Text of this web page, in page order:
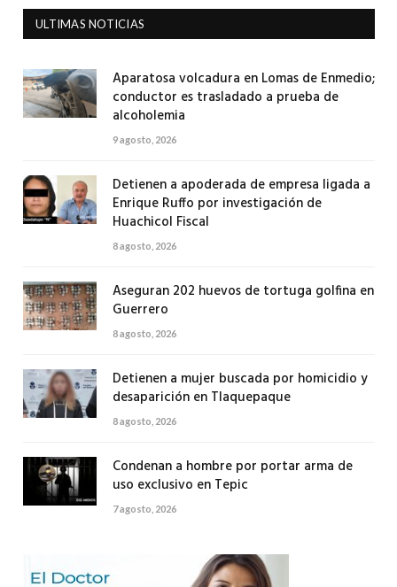
ULTIMAS NOTICIAS
Aparatosa volcadura en Lomas de Enmedio;
conductor es trasladado a prueba de
alcoholemia
9 agosto, 2026
Detienen a apoderada de empresa ligada a
Enrique Ruffo por investigación de
Huachicol Fiscal
8 agosto, 2026
Aseguran 202 huevos de tortuga golfina en
Guerrero
8 agosto, 2026
Detienen a mujer buscada por homicidio y
desaparición en Tlaquepaque
8 agosto, 2026
Condenan a hombre por portar arma de
uso exclusivo en Tepic
7 agosto, 2026